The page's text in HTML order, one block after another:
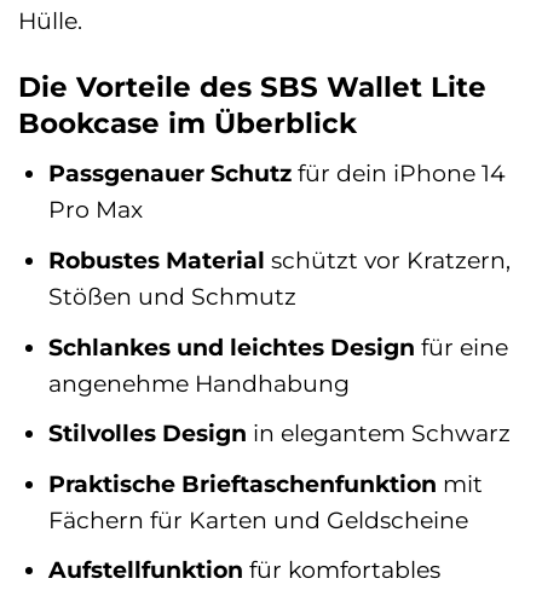
Hülle.
Die Vorteile des SBS Wallet Lite
Bookcase im Überblick
Passgenauer Schutz für dein iPhone 14
Pro Max
Robustes Material schützt vor Kratzern,
Stößen und Schmutz
Schlankes und leichtes Design für eine
angenehme Handhabung
Stilvolles Design in elegantem Schwarz
Praktische Brieftaschenfunktion mit
Fächern für Karten und Geldscheine
Aufstellfunktion für komfortables